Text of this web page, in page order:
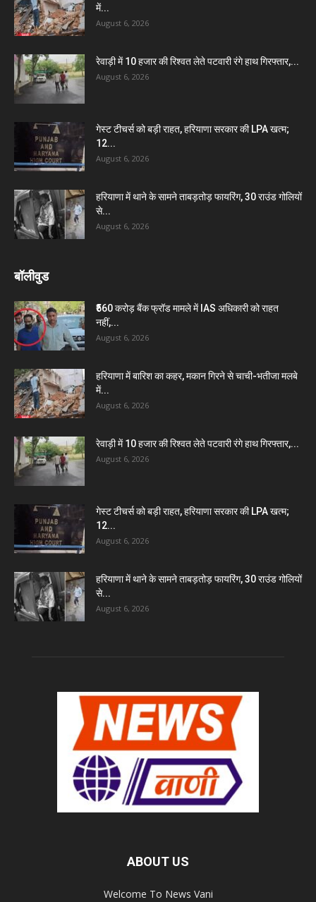
में...
August 6, 2026
रेवाड़ी में 10 हजार की रिश्वत लेते पटवारी रंगे हाथ गिरफ्तार,...
August 6, 2026
गेस्ट टीचर्स को बड़ी राहत, हरियाणा सरकार की LPA खत्म;
12...
August 6, 2026
हरियाणा में थाने के सामने ताबड़तोड़ फायरिंग, 30 राउंड गोलियों
से...
August 6, 2026
बॉलीवुड
₹560 करोड़ बैंक फ्रॉड मामले में IAS अधिकारी को राहत
नहीं,...
August 6, 2026
हरियाणा में बारिश का कहर, मकान गिरने से चाची-भतीजा मलबे
में...
August 6, 2026
रेवाड़ी में 10 हजार की रिश्वत लेते पटवारी रंगे हाथ गिरफ्तार,...
August 6, 2026
गेस्ट टीचर्स को बड़ी राहत, हरियाणा सरकार की LPA खत्म;
12...
August 6, 2026
हरियाणा में थाने के सामने ताबड़तोड़ फायरिंग, 30 राउंड गोलियों
से...
August 6, 2026
ABOUT US
Welcome To News Vani